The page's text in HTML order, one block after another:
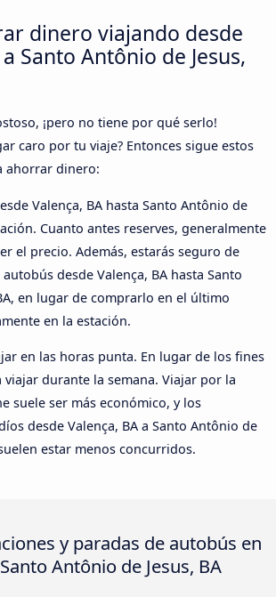
dinero viajando desde
Santo Antônio de Jesus,
¡pero no tiene por qué serlo!
caro por tu viaje? Entonces sigue estos
ahorrar dinero:
Valença, BA hasta Santo Antônio de
Cuanto antes reserves, generalmente
el precio. Además, estarás seguro de
desde Valença, BA hasta Santo
en lugar de comprarlo en el último
en la estación.
en las horas punta. En lugar de los fines
viajar durante la semana. Viajar por la
suele ser más económico, y los
desde Valença, BA a Santo Antônio de
estar menos concurridos.
y paradas de autobús en
Antônio de Jesus, BA